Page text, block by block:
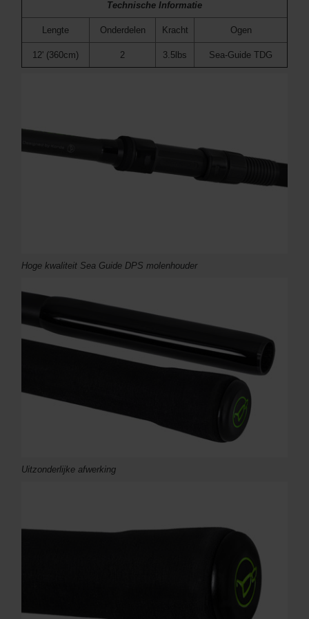
Technische Informatie
Lengte Onderdelen Kracht Ogen
12' (360cm) 2 3.5lbs Sea-Guide TDG
Hoge kwaliteit Sea Guide DPS molenhouder
Uitzonderlijke afwerking